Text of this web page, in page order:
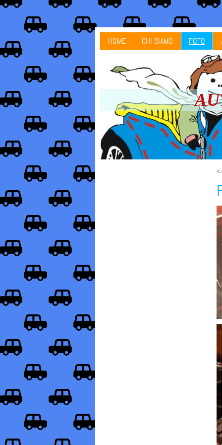
HOME CHI SIAMO FOTO